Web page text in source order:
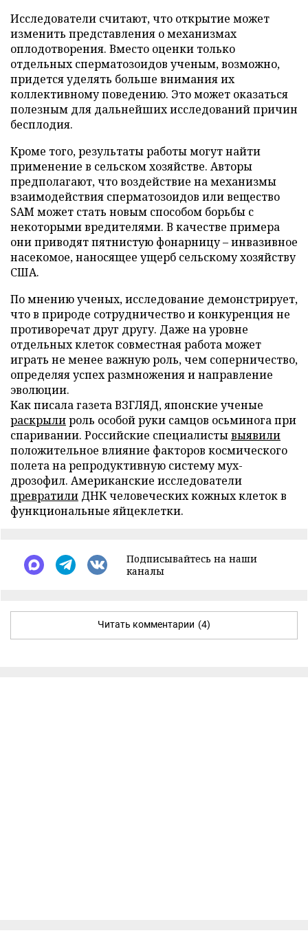
Исследователи считают, что открытие может
изменить представления о механизмах
оплодотворения. Вместо оценки только
отдельных сперматозоидов ученым, возможно,
придется уделять больше внимания их
коллективному поведению. Это может оказаться
полезным для дальнейших исследований причин
бесплодия.
Кроме того, результаты работы могут найти
применение в сельском хозяйстве. Авторы
предполагают, что воздействие на механизмы
взаимодействия сперматозоидов или вещество
SAM может стать новым способом борьбы с
некоторыми вредителями. В качестве примера
они приводят пятнистую фонарницу – инвазивное
насекомое, наносящее ущерб сельскому хозяйству
США.
По мнению ученых, исследование демонстрирует,
что в природе сотрудничество и конкуренция не
противоречат друг другу. Даже на уровне
отдельных клеток совместная работа может
играть не менее важную роль, чем соперничество,
определяя успех размножения и направление
эволюции.
Как писала газета ВЗГЛЯД, японские ученые
раскрылироль особой руки самцов осьминога при
спаривании. Российские специалистывыявили
положительное влияние факторов космического
полета на репродуктивную систему мух-
дрозофил. Американские исследователи
превратили ДНК человеческих кожных клеток в
функциональные яйцеклетки.
Подписывайтесь на наши
каналы
Читать комментарии (4)